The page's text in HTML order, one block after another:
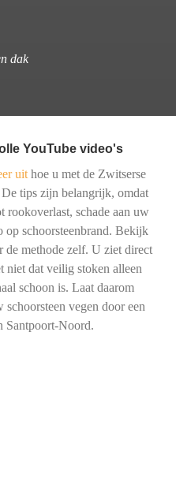
dak
YouTube video's
uit hoe u met de Zwitserse
tips zijn belangrijk, omdat
rookoverlast, schade aan uw
op schoorsteenbrand. Bekijk
de methode zelf. U ziet direct
niet dat veilig stoken alleen
schoon is. Laat daarom
vegen door een
Santpoort-Noord.